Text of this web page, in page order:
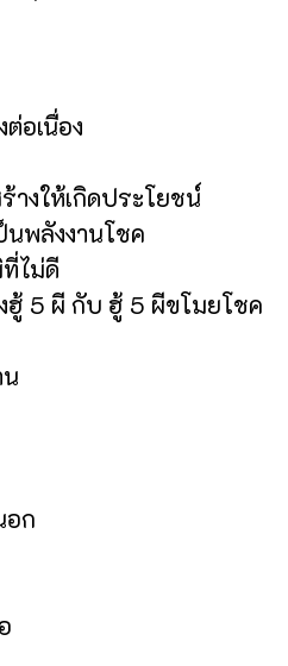
อเนื่อง
างให้เกิดประโยชน์
นพลังงานโชค
ไม่ดี
ฮู้ 5 ผี กับ ฮู้ 5 ผีขโมยโชค
อก